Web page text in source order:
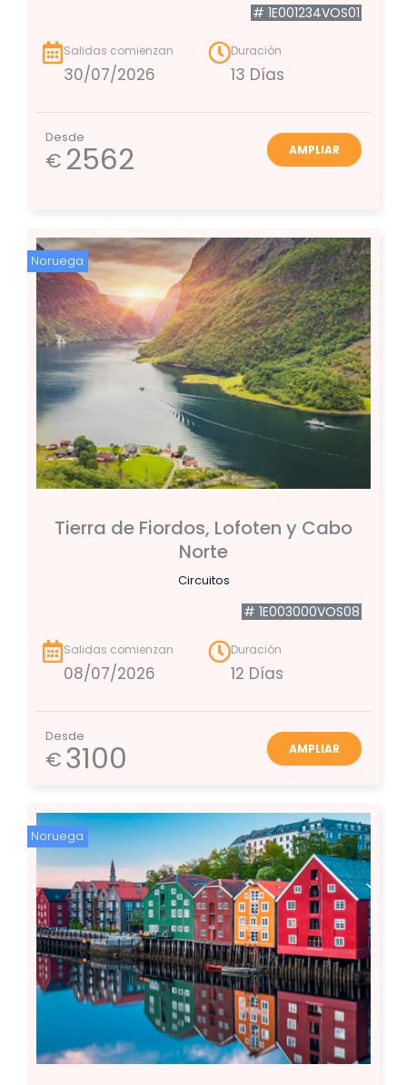
# 1E001234VOS01
Salidas comienzan
30/07/2026
Duración
13 Días
Desde
€ 2562 AMPLIAR
Noruega
Tierra de Fiordos, Lofoten y Cabo
Norte
Circuitos
# 1E003000VOS08
Salidas comienzan
08/07/2026
Duración
12 Días
Desde
€3100 AMPLIAR
Noruega